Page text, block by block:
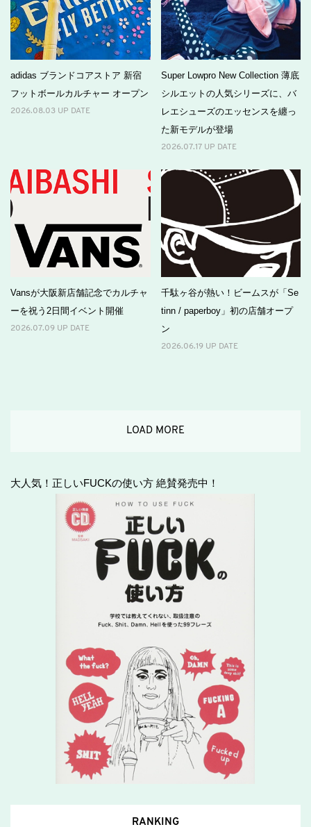
adidas ブランドコアストア 新宿
フットボールカルチャー オープン
2026.08.03 UP DATE
Super Lowpro New Collection 薄底
シルエットの人気シリーズに、バ
レエシューズのエッセンスを纏っ
た新モデルが登場
2026.07.17 UP DATE
Vansが大阪新店舗記念でカルチャ
ーを祝う2日間イベント開催
2026.07.09 UP DATE
千駄ヶ谷が熱い！ビームスが「Se
tinn / paperboy」初の店舗オープ
ン
2026.06.19 UP DATE
LOAD MORE
大人気！正しいFUCKの使い方 絶賛発売中！
RANKING